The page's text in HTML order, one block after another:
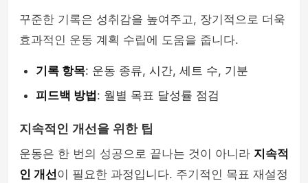
꾸준한 기록은 성취감을 높여주고, 장기적으로 더욱
효과적인 운동 계획 수립에 도움을 줍니다.
기록 항목: 운동 종류, 시간, 세트 수, 기분
피드백 방법 : 월별 목표 달성률 점검
지속적인 개선을 위한 팁
운동은 한 번의 성공으로 끝나는 것이 아니라 지속적
인 개선이 필요한 과정입니다. 주기적인 목표 재설정